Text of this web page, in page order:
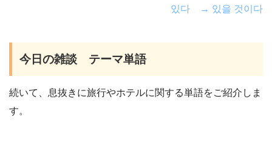
있다 → 있을 것이다
今日の雑談 テーマ単語
続いて、息抜きに旅行やホテルに関する単語をご紹介しま
す。